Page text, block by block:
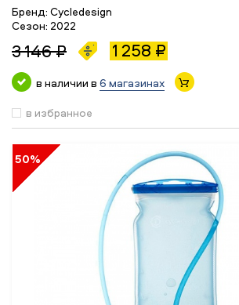
Бренд: Cycledesign
Сезон: 2022
3 146 ₽ 1 258 ₽
в наличии в 6 магазинах
в избранное
50%